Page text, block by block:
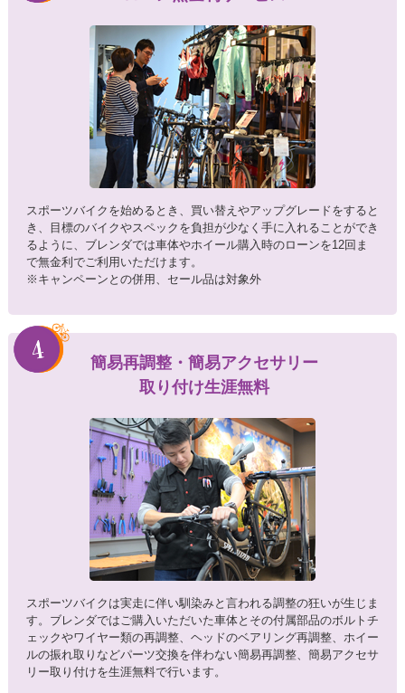
スポーツバイクを始めるとき、買い替えやアップグレードをすると
き、目標のバイクやスペックを負担が少なく手に入れることができ
るように、ブレンダでは車体やホイール購入時のローンを12回ま
で無金利でご利用いただけます。
※キャンペーンとの併用、セール品は対象外
簡易再調整・簡易アクセサリー
取り付け生涯無料
スポーツバイクは実走に伴い馴染みと言われる調整の狂いが生じま
す。ブレンダではご購入いただいた車体とその付属部品のボルトチ
ェックやワイヤー類の再調整、ヘッドのベアリング再調整、ホイー
ルの振れ取りなどパーツ交換を伴わない簡易再調整、簡易アクセサ
リー取り付けを生涯無料で行います。